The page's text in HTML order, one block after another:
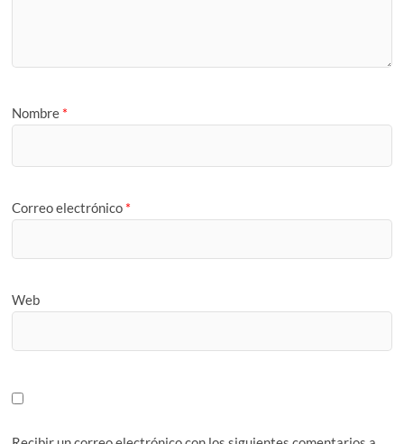
Nombre *
Correo electrónico *
Web